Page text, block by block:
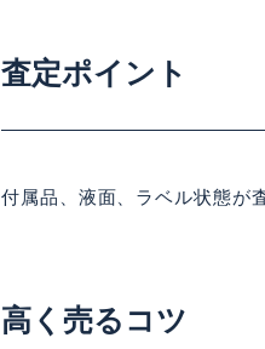
査定ポイント
付属品、液面、ラベル状態が
高く売るコツ